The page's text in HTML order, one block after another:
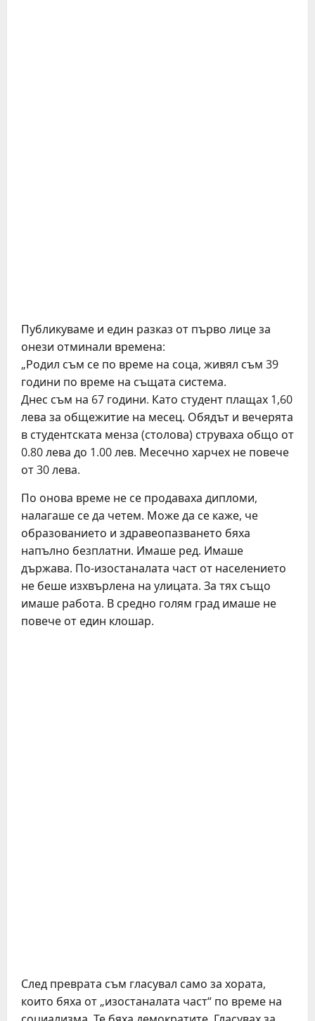
Публикуваме и един разказ от първо лице за
онези отминали времена:
„Родил съм се по време на соца, живял съм 39
години по време на същата система.
Днес съм на 67 години. Като студент плащах 1,60
лева за общежитие на месец. Обядът и вечерята
в студентската менза (столова) струваха общо от
0.80 лева до 1.00 лев. Месечно харчех не повече
от 30 лева.
По онова време не се продаваха дипломи,
налагаше се да четем. Може да се каже, че
образованието и здравеопазването бяха
напълно безплатни. Имаше ред. Имаше
държава. По-изостаналата част от населението
не беше изхвърлена на улицата. За тях също
имаше работа. В средно голям град имаше не
повече от един клошар.
След преврата съм гласувал само за хората,
които бяха от „изостаналата част“ по време на